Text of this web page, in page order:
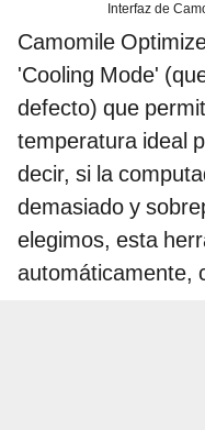
Interfaz de
Camomile
'Cooling Mode'
defecto) que
temperatura ideal
decir, si la
demasiado y
elegimos, esta
automáticamente,